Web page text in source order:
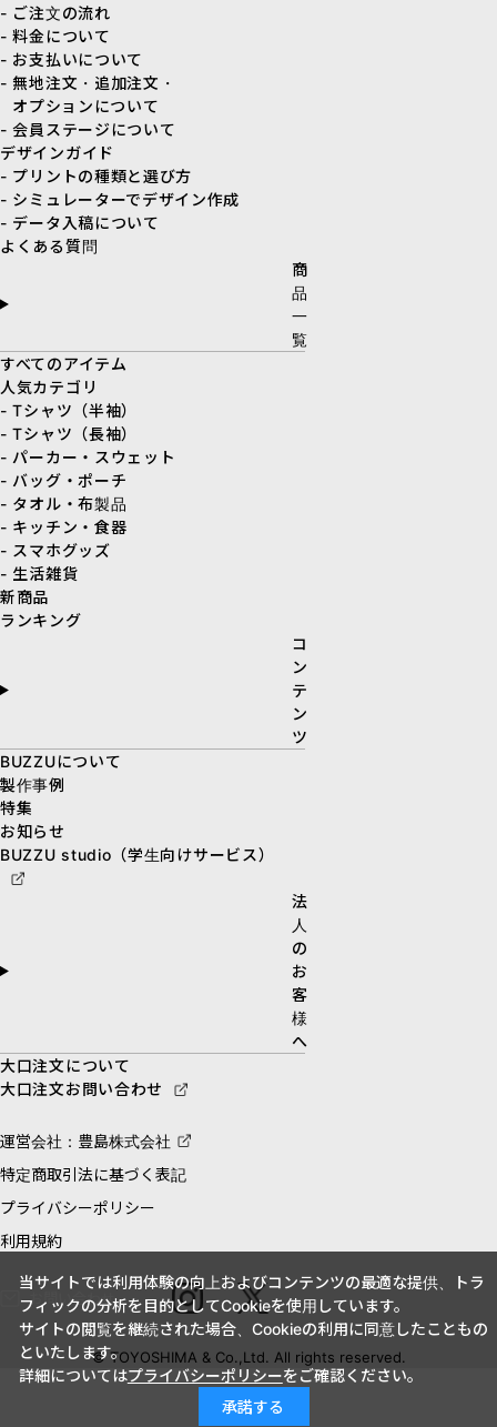
- ご注文の流れ
- 料金について
- お支払いについて
- 無地注文・追加注文・
オプションについて
- 会員ステージについて
デザインガイド
- プリントの種類と選び方
- シミュレーターでデザイン作成
- データ入稿について
よくある質問
商
品
一
覧
すべてのアイテム
人気カテゴリ
- Tシャツ（半袖）
- Tシャツ（長袖）
- パーカー・スウェット
- バッグ・ポーチ
- タオル・布製品
- キッチン・食器
- スマホグッズ
- 生活雑貨
新商品
ランキング
コ
ン
テ
ン
ツ
BUZZUについて
製作事例
特集
お知らせ
BUZZU studio（学生向けサービス）
法
人
の
お
客
様
へ
大口注文について
大口注文お問い合わせ
運営会社：豊島株式会社
特定商取引法に基づく表記
プライバシーポリシー
利用規約
お問い合わせ
© TOYOSHIMA & Co.,Ltd. All rights reserved.
当サイトでは利用体験の向上およびコンテンツの最適な提供、トラ
フィックの分析を目的としてCookieを使用しています。
サイトの閲覧を継続された場合、Cookieの利用に同意したこともの
といたします。
詳細についてはプライバシーポリシーをご確認ください。
承諾する